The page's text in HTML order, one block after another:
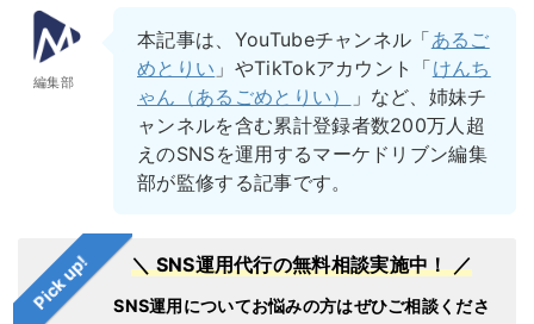
編集部
本記事は、YouTubeチャンネル「あるご
めとりい 」やTikTokアカウント「けんち
ゃん（あるごめとりい）
」など、姉妹チ
ャンネルを含む累計登録者数200万人超
えのSNSを運用するマーケドリブン編集
部が監修する記事です。
Pick up! ＼ SNS運用代行の無料相談実施中！ ／
SNS運用についてお悩みの方はぜひご相談くださ